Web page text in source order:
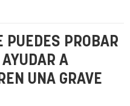
PUEDES PROBAR
A
UNA GRAVE